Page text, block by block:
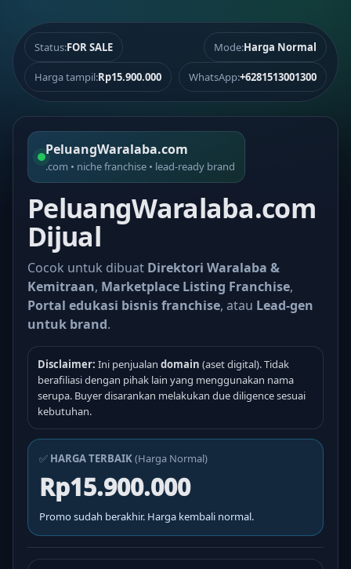
Status:FOR SALE Mode:Harga Normal
Harga tampil:Rp15.900.000 WhatsApp:+6281513001300
PeluangWaralaba.com
.com • niche franchise • lead-ready brand
PeluangWaralaba.com
Dijual
Cocok untuk dibuat Direktori Waralaba &
Kemitraan, Marketplace Listing Franchise,
Portal edukasi bisnis franchise, atau Lead-gen
untuk brand.
Disclaimer: Ini penjualan domain (aset digital). Tidak
berafiliasi dengan pihak lain yang menggunakan nama
serupa. Buyer disarankan melakukan due diligence sesuai
kebutuhan.
✅ HARGA TERBAIK(Harga Normal)
Rp15.900.000
Promo sudah berakhir. Harga kembali normal.